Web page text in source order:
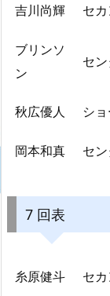
吉川尚輝 セ
ブリンソ
ン
セ
秋広優人 シ
岡本和真 セ
7 回表
糸原健斗 セ